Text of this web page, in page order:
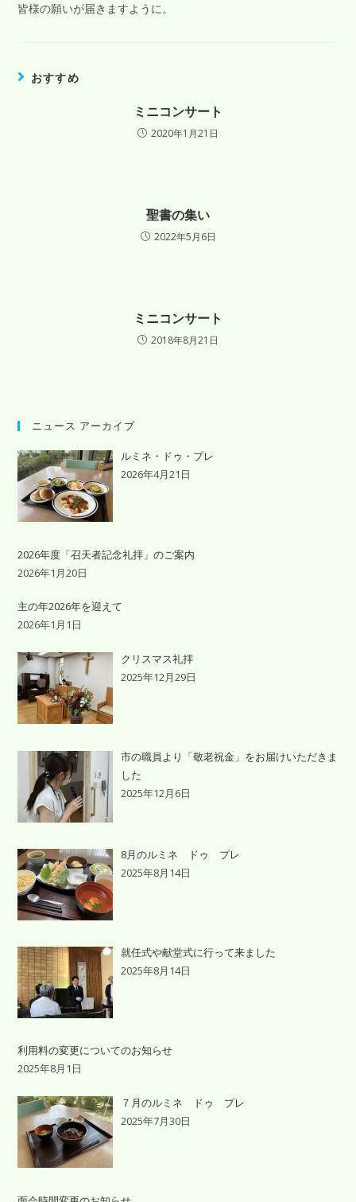
皆様の願いが届きますように。
おすすめ
ミニコンサート
2020年1月21日
聖書の集い
2022年5月6日
ミニコンサート
2018年8月21日
ニュース アーカイブ
ルミネ・ドゥ・プレ
2026年4月21日
2026年度「召天者記念礼拝」のご案内
2026年1月20日
主の年2026年を迎えて
2026年1月1日
クリスマス礼拝
2025年12月29日
市の職員より「敬老祝金」をお届けいただきま
した
2025年12月6日
8月のルミネ ドゥ プレ
2025年8月14日
就任式や献堂式に行って来ました
2025年8月14日
利用料の変更についてのお知らせ
2025年8月1日
７月のルミネ ドゥ プレ
2025年7月30日